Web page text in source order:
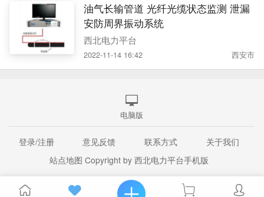
油气长输管道 光纤光缆状态监测 泄漏
安防周界振动系统
西北电力平台
2022-11-14 16:42 西安市
电脑版
登录/注册 意见反馈 联系方式
关于我们
站点地图 Copyright by 西北电力平台手机版